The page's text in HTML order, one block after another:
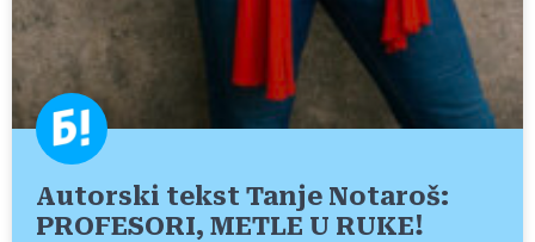
Autorski tekst Tanje Notaroš:
PROFESORI, METLE U RUKE!